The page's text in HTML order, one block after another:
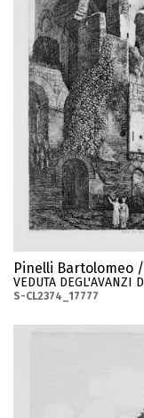
Pinelli Bartolomeo
VEDUTA DEGL'AVANZI
S-CL2374_17777